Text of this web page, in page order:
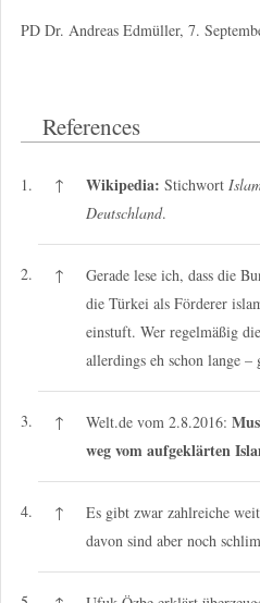
PD Dr. Andreas Edmüller, 7.
References
1. ↑ Wikipedia: Stichwort
Deutschland.
2. ↑
Gerade lese ich, dass die
die Türkei als Förderer
einstuft. Wer regelmäßig
allerdings eh schon lange –
3. ↑ Welt.de vom 2.8.2016:
weg vom aufgeklärten
4. ↑
Es gibt zwar zahlreiche
davon sind aber noch